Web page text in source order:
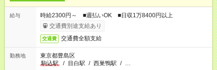
給与
時給2300円～ ■週払いOK ■日収1万8400円以上
交通費別途支給あり
交通費 交通費全額支給
勤務地
東京都豊島区
駒込駅
/ 目白駅 / 西巣鴨駅 / …